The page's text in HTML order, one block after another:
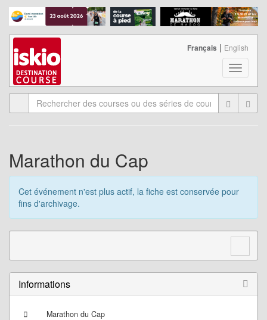
T
o
g
l
i
g
o
Français | English
Marathon du Cap
Cet événement n'est plus actif, la fiche est conservée pour
fins d'archivage.
Informations
Marathon du Cap